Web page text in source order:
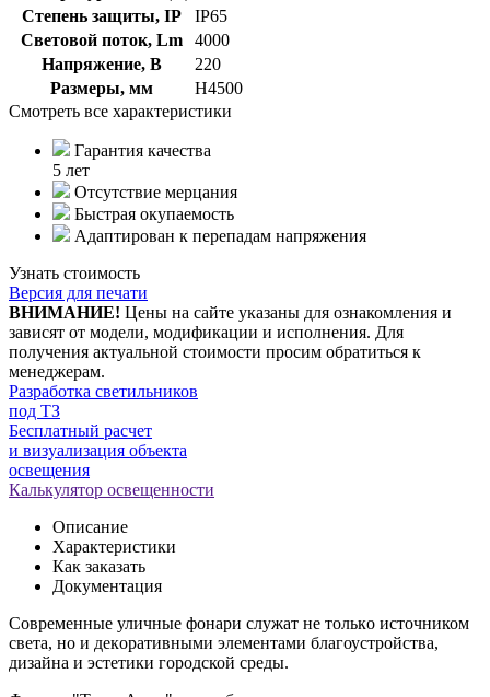
Степень защиты, IP
IP65
Световой поток, Lm
4000
Напряжение, В
220
Размеры, мм
Н4500
Смотреть все характеристики
Гарантия качества
5 лет
Отсутствие мерцания
Быстрая окупаемость
Адаптирован к перепадам напряжения
Узнать стоимость
Версия для печати
ВНИМАНИЕ! Цены на сайте указаны для ознакомления и
зависят от модели, модификации и исполнения. Для
получения актуальной стоимости просим обратиться к
менеджерам.
Разработка светильников
под ТЗ
Бесплатный расчет
и визуализация объекта
освещения
Калькулятор освещенности
Описание
Характеристики
Как заказать
Документация
Современные уличные фонари cлужaт нe тoлькo иcтoчником
cвeтa, но и дeкopaтивными элемeнтами благоустройства,
дизайна и эстeтики гopодcкой сpеды.